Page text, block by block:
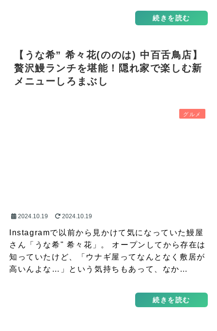
続きを読む
【うな希” 希々花(ののは) 中百舌鳥店】
贅沢鰻ランチを堪能！隠れ家で楽しむ新
メニューしろまぶし
グルメ
2024.10.19 2024.10.19
Instagramで以前から見かけて気になっていた鰻屋
さん「うな希" 希々花」。 オープンしてから存在は
知っていたけど、「ウナギ屋ってなんとなく敷居が
高いんよな…」という気持ちもあって、なか…
続きを読む